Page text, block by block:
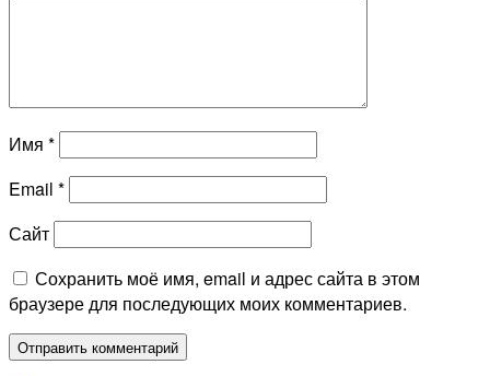
Имя *
Email *
Сайт
Сохранить моё имя, email и адрес сайта в этом
браузере для последующих моих комментариев.